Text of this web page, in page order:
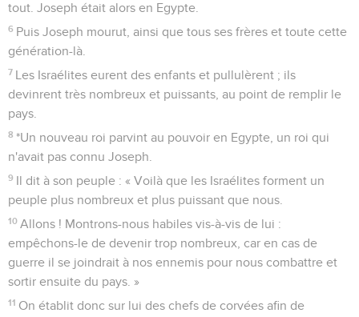
tout. Joseph était alors en Egypte.
6 Puis Joseph mourut, ainsi que tous ses frères et toute cette
génération-là.
7 Les Israélites eurent des enfants et pullulèrent ; ils
devinrent très nombreux et puissants, au point de remplir le
pays.
8 *Un nouveau roi parvint au pouvoir en Egypte, un roi qui
n'avait pas connu Joseph.
9 Il dit à son peuple : « Voilà que les Israélites forment un
peuple plus nombreux et plus puissant que nous.
10 Allons ! Montrons-nous habiles vis-à-vis de lui :
empêchons-le de devenir trop nombreux, car en cas de
guerre il se joindrait à nos ennemis pour nous combattre et
sortir ensuite du pays. »
11 On établit donc sur lui des chefs de corvées afin de